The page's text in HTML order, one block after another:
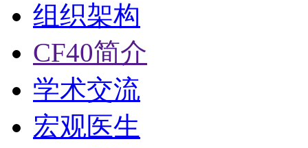
组织架构
CF40简介
学术交流
宏观医生